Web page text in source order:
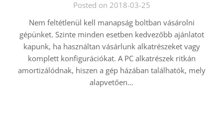
Posted on 2018-03-25
Nem feltétlenül kell manapság boltban vásárolni
gépünket. Szinte minden esetben kedvezőbb ajánlatot
kapunk, ha használtan vásárlunk alkatrészeket vagy
komplett konfigurációkat. A PC alkatrészek ritkán
amortizálódnak, hiszen a gép házában találhatók, mely
alapvetően…